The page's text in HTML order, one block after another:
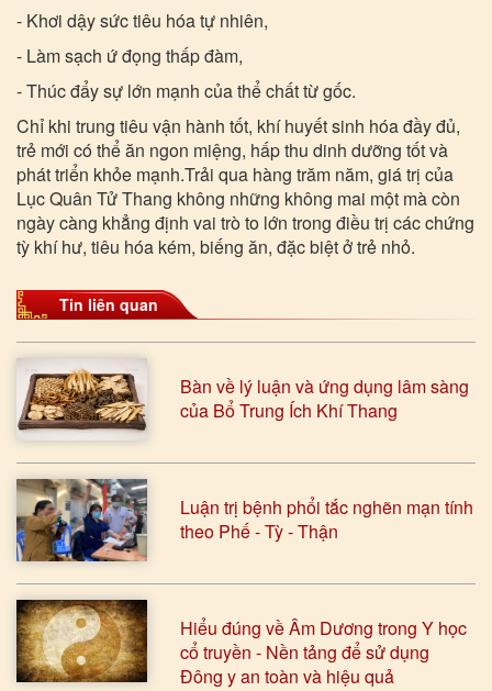
- Khơi dậy sức tiêu hóa tự nhiên,
- Làm sạch ứ đọng thấp đàm,
- Thúc đẩy sự lớn mạnh của thể chất từ gốc.
Chỉ khi trung tiêu vận hành tốt, khí huyết sinh hóa đầy đủ,
trẻ mới có thể ăn ngon miệng, hấp thu dinh dưỡng tốt và
phát triển khỏe mạnh.Trải qua hàng trăm năm, giá trị của
Lục Quân Tử Thang không những không mai một mà còn
ngày càng khẳng định vai trò to lớn trong điều trị các chứng
tỳ khí hư, tiêu hóa kém, biếng ăn, đặc biệt ở trẻ nhỏ.
Tin liên quan
Bàn về lý luận và ứng dụng lâm sàng
của Bổ Trung Ích Khí Thang
Luận trị bệnh phổi tắc nghẽn mạn tính
theo Phế - Tỳ - Thận
Hiểu đúng về Âm Dương trong Y học
cổ truyền - Nền tảng để sử dụng
Đông y an toàn và hiệu quả